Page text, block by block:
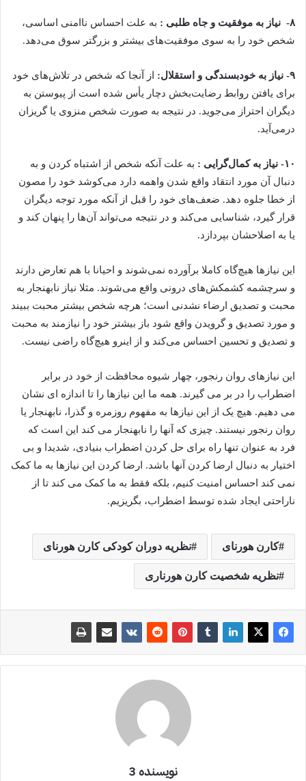
۸- نیاز به موفقیت و جاه طلبی :
به علت احساس ناامنی اساسی،
شخص خود را به سوی موفقیت‌های بیشتر و بزرگتر سوق می‌دهد.
۹- نیاز به خودبسندگی و استقلال: از آنجا که شخص در تلاش‌های خود
برای یافتن روابط رضایت‌بخش دچار یأس شده است از پیوستن به
دیگران احتراز می‌جوید. در نتیجه به صورت شخص منزوی یا گریزان
درمی‌آید.
۱۰- نیاز به کمال‌گرایی :
به علت آنکه شخص از اشتباه کردن و به
دنبال آن مورد انتقاد واقع شدن واهمه دارد می‌کوشد خود را مصون
از خطا جلوه دهد. ضعف‌های خود را قبل از آنکه مورد توجه دیگران
قرار گیرد، شناسایی می‌کند و در نتیجه می‌تواند آن‌ها را پنهان کند و
یا به اصلاحشان بپردازد.
این نیازها هیچ‌گاه کاملا برآورده نمی‌شوند و احیانا با هم تعارض دارند
و سرچشمه کشمکش‌های درونی واقع می‌شوند. مثلا نیاز نابهنجار به
محبت و تصدیق ارضاء نشدنی است؛ هرچه شخص بیشتر محبت ببیند
و مورد تصدیق و گرویدن واقع شود باز بیشتر خود را نیازمند به محبت
و تصدیق و تحسین احساس می‌کند و از اینرو هیچ‌گاه راضی نیست.
این نیازهای روان رنجور، چهار شیوه محافظت از خود در برابر
اضطراب را در بر می گیرند. همه ما این نیازها را تا اندازه ای نشان
می دهیم. هیچ یک از این نیازها به مفهوم روزمره و گذرا، نابهنجار یا
روان رنجور نیستند. چیزی که آنها را نابهنجار می کند این است که
فرد به عنوان تنها راه برای حل کردن اضطراب بنیادی، شدیدا و بی
اختیار به دنبال ارضا کردن آنها باشد. ارضا کردن این نیازها به ما کمک
نمی کند احساس امنیت کنیم، بلکه فقط به ما کمک می کند تا از
ناراحتی ایجاد شده توسط اضطراب، بگریزیم.
کارن هورنای نظریه دوران کودکی کارن هورنای
نظریه شخصیت کارن هورناری
نویسنده 3